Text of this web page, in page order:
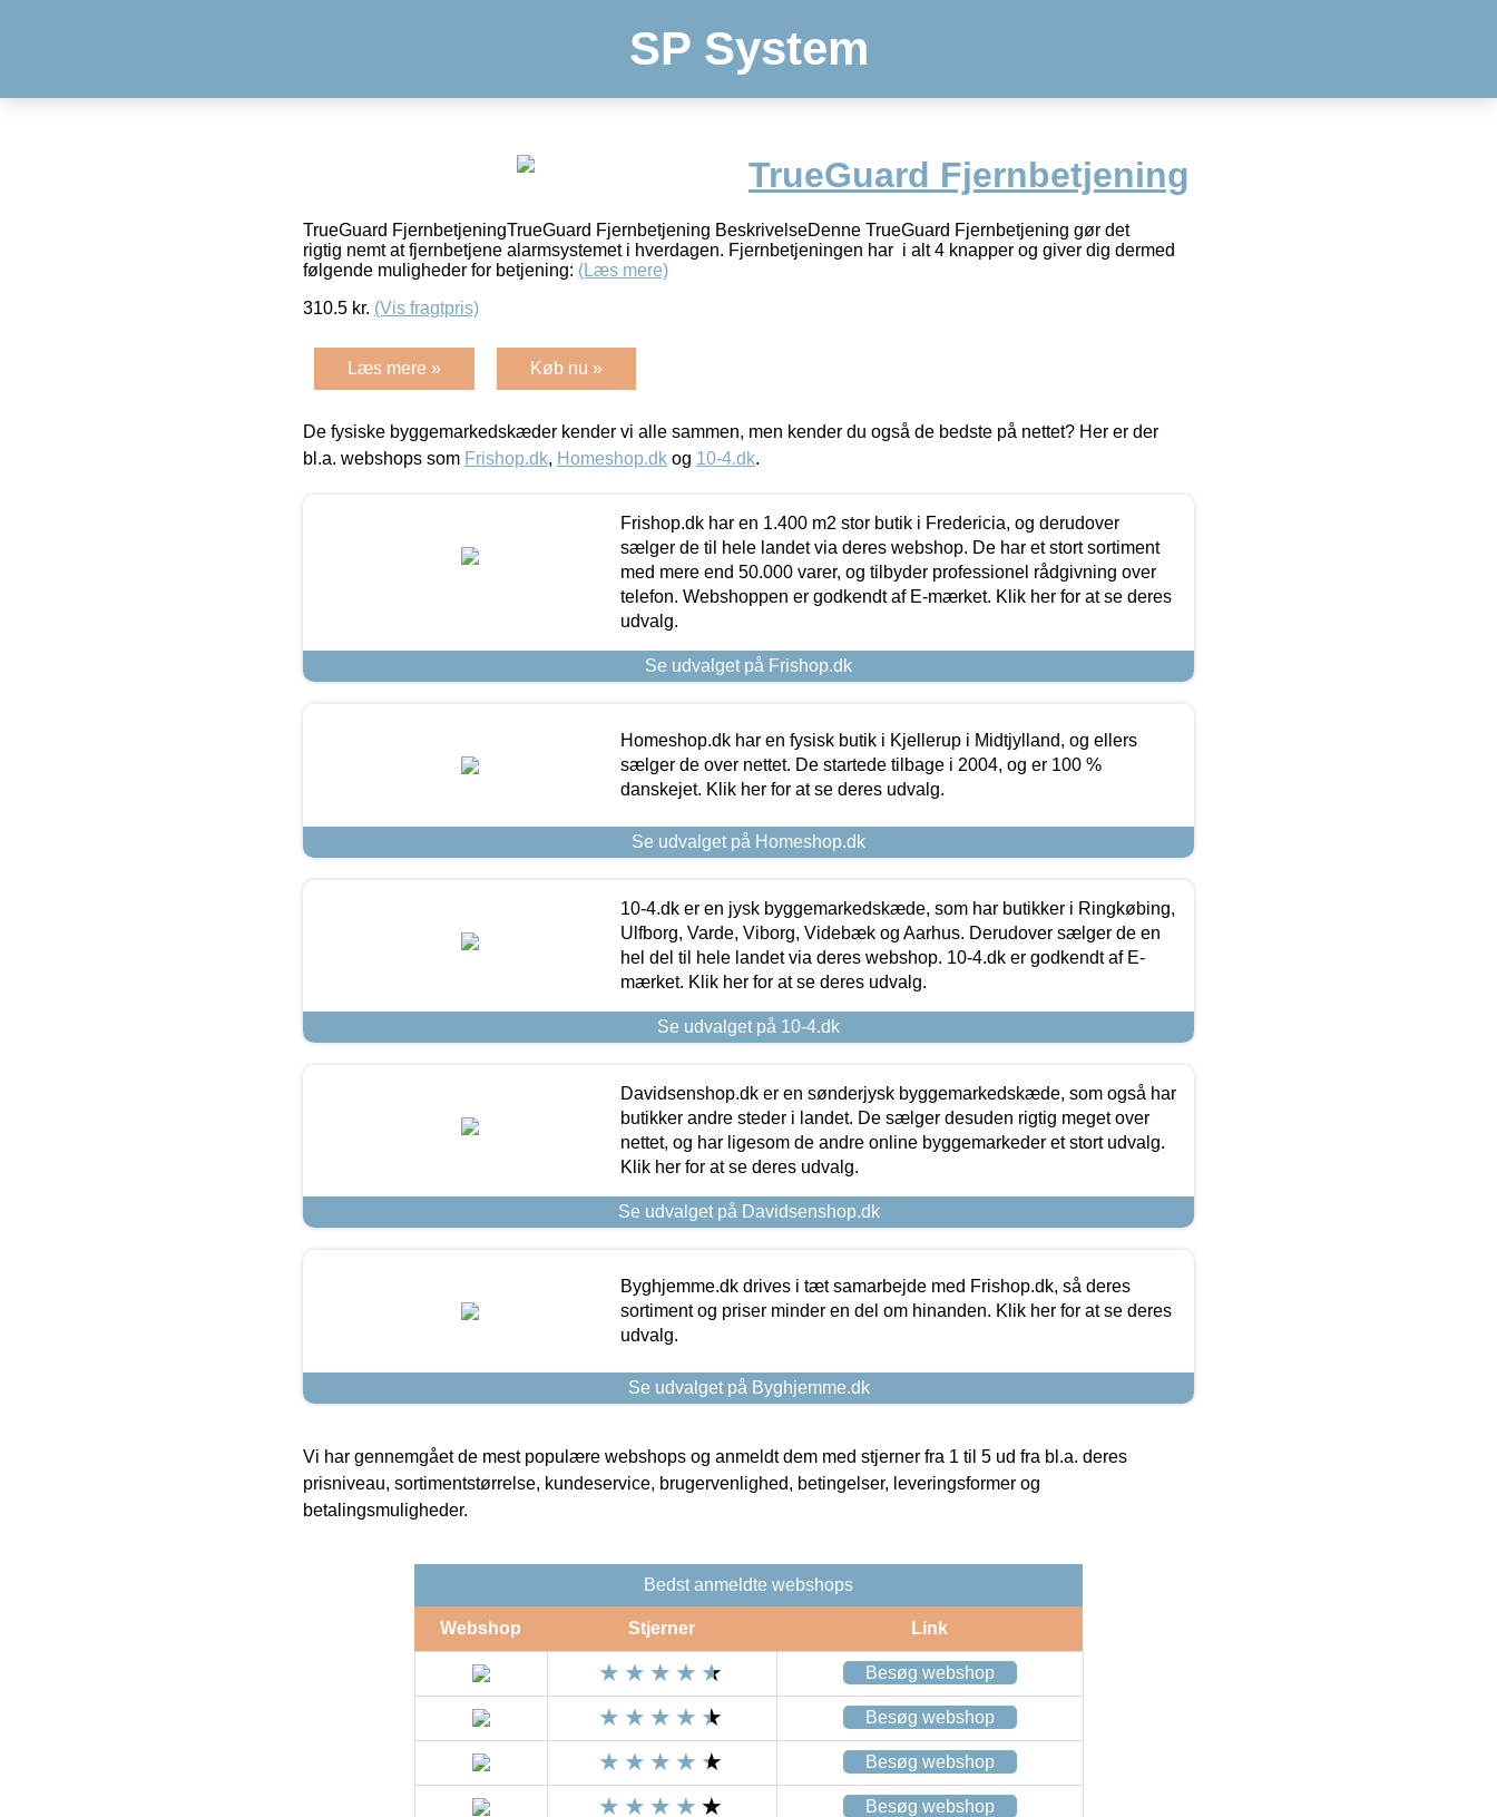
SP System
TrueGuard Fjernbetjening
TrueGuard FjernbetjeningTrueGuard Fjernbetjening BeskrivelseDenne TrueGuard Fjernbetjening gør det
rigtig nemt at fjernbetjene alarmsystemet i hverdagen. Fjernbetjeningen har i alt 4 knapper og giver dig dermed
følgende muligheder for betjening: (Læs mere)
310.5 kr. (Vis fragtpris)
Læs mere » Køb nu »
De fysiske byggemarkedskæder kender vi alle sammen, men kender du også de bedste på nettet? Her er der
bl.a. webshops som Frishop.dk, Homeshop.dk og 10-4.dk.
Frishop.dk har en 1.400 m2 stor butik i Fredericia, og derudover
sælger de til hele landet via deres webshop. De har et stort sortiment
med mere end 50.000 varer, og tilbyder professionel rådgivning over
telefon. Webshoppen er godkendt af E-mærket. Klik her for at se deres
udvalg.
Se udvalget på Frishop.dk
Homeshop.dk har en fysisk butik i Kjellerup i Midtjylland, og ellers
sælger de over nettet. De startede tilbage i 2004, og er 100 %
danskejet. Klik her for at se deres udvalg.
Se udvalget på Homeshop.dk
10-4.dk er en jysk byggemarkedskæde, som har butikker i Ringkøbing,
Ulfborg, Varde, Viborg, Videbæk og Aarhus. Derudover sælger de en
hel del til hele landet via deres webshop. 10-4.dk er godkendt af E-
mærket. Klik her for at se deres udvalg.
Se udvalget på 10-4.dk
Davidsenshop.dk er en sønderjysk byggemarkedskæde, som også har
butikker andre steder i landet. De sælger desuden rigtig meget over
nettet, og har ligesom de andre online byggemarkeder et stort udvalg.
Klik her for at se deres udvalg.
Se udvalget på Davidsenshop.dk
Byghjemme.dk drives i tæt samarbejde med Frishop.dk, så deres
sortiment og priser minder en del om hinanden. Klik her for at se deres
udvalg.
Se udvalget på Byghjemme.dk
Vi har gennemgået de mest populære webshops og anmeldt dem med stjerner fra 1 til 5 ud fra bl.a. deres
prisniveau, sortimentstørrelse, kundeservice, brugervenlighed, betingelser, leveringsformer og
betalingsmuligheder.
Bedst anmeldte webshops
Webshop Stjerner Link
Besøg webshop
Besøg webshop
Besøg webshop
Besøg webshop